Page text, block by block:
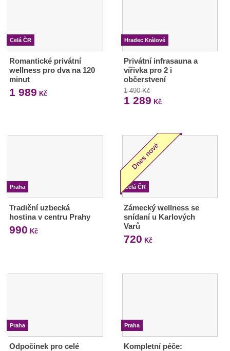
Celá ČR
Romantické privátní
wellness pro dva na 120
minut
1 989 Kč
Hradec Králové
Privátní infrasauna a
vířivka pro 2 i
občerstvení
1 490 Kč
1 289 Kč
Praha
Tradiční uzbecká
hostina v centru Prahy
990 Kč
Celá ČR
Zámecký wellness se
snídaní u Karlových
Varů
720 Kč
Praha
Odpočinek pro celé
Praha
Kompletní péče: